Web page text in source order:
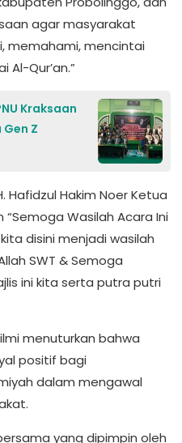
agar masyarakat
memahami, mencintai
Qur’an.”
Kraksaan
Z
Hafidzul Hakim Noer Ketua
Wasilah Acara Ini
disini menjadi wasilah
SWT & Semoga
ini kita serta putra putri
menuturkan bahwa
positif bagi
dalam mengawal
yang dipimpin oleh